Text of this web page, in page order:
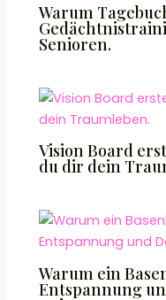
Warum
Senioren.
Vision Board
du dir dein
Warum ein
Entspannung